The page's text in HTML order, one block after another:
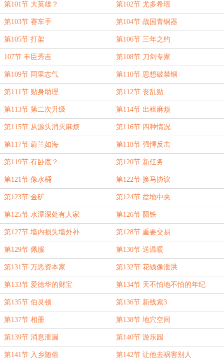
第101节 大英雄？ 第102节 尤多希瑶
第103节 赛车手 第104节 战国青铜器
第105节 打架 第106节 三年之约
107节 丰臣秀吉 第108节 刀剑专家
第109节 同里志气 第110节 思想破禁锢
第111节 贴身助理 第112节 丧乱贴
第113节 第二次升级 第114节 出租麻烦
第115节 从源头消灭麻烦 第116节 四种情况
第117节 蔚兰如海 第118节 强悍反击
第119节 有卧底？ 第120节 新任务
第121节 像水桶 第122节 换马协议
第123节 金矿 第124节 盆地中央
第125节 水潭深处有人家 第126节 陨铁
第127节 墙内损失墙外补 第128节 重要交易
第129节 佩服 第130节 送温暖
第131节 万恶资本家 第132节 花钱像泄洪
第133节 爱德华的财宝 第134节 天不怕地不怕的年纪
第135节 伯灵顿 第136节 新线索3
第137节 相册 第138节 地穴空间
第139节 消息泄漏 第140节 游乐园
第141节 入乡随俗 第142节 让他去祸害别人